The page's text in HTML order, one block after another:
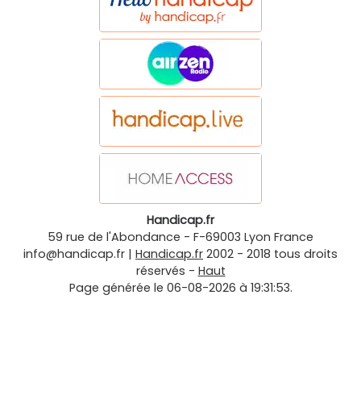
Handicap.fr
59 rue de l'Abondance - F-69003 Lyon France
info@handicap.fr | Handicap.fr 2002 - 2018 tous droits
réservés - Haut
Page générée le 06-08-2026 à 19:31:53.